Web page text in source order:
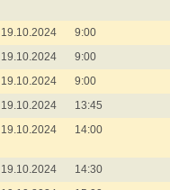
19.10.2024 9:00
19.10.2024 9:00
19.10.2024 9:00
19.10.2024 13:45
19.10.2024 14:00
19.10.2024 14:30